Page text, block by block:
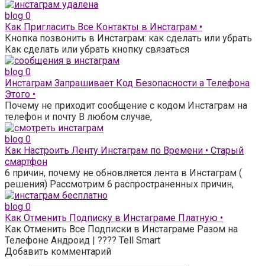
blog 0
Как Пригласить Все Контакты в Инстаграм •
Кнопка позвонить в Инстаграм: как сделать или убрать
Как сделать или убрать кнопку связаться
blog 0
Инстаграм Запрашивает Код Безопасности а Телефона
Этого •
Почему не приходит сообщение с кодом Инстаграм на
телефон и почту В любом случае,
blog 0
Как Настроить Ленту Инстаграм по Времени • Старый
смартфон
6 причин, почему не обновляется лента в Инстаграм (
решения) Рассмотрим 6 распространенных причин,
blog 0
Как Отменить Подписку в Инстаграме Платную •
Как Отменить Все Подписки в Инстаграме Разом на
Телефоне Андроид | ???? Tell Smart
Добавить комментарий